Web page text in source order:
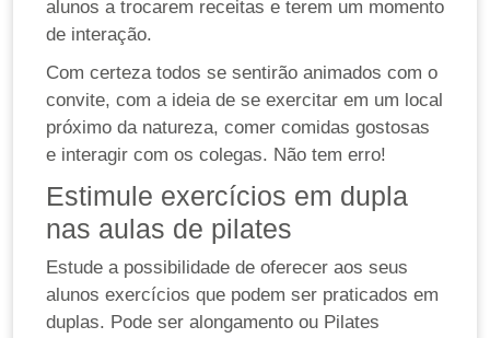
alunos a trocarem receitas e terem um momento
de interação.
Com certeza todos se sentirão animados com o
convite, com a ideia de se exercitar em um local
próximo da natureza, comer comidas gostosas
e interagir com os colegas. Não tem erro!
Estimule exercícios em dupla
nas aulas de pilates
Estude a possibilidade de oferecer aos seus
alunos exercícios que podem ser praticados em
duplas. Pode ser alongamento ou Pilates